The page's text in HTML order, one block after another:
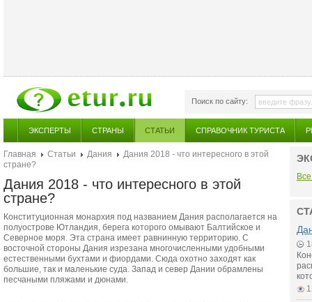
Поиск по сайту:
ЭКСПЕРТЫ СТРАНЫ СТАТЬИ СПРАВОЧНИК ТУРИСТА
Главная Статьи Дания
Дания 2018 - что интересного в этой
стране?
Дания 2018 - что интересного в этой
стране?
Конституционная монархия под названием Дания располагается на
полуострове Ютландия, берега которого омывают Балтийское и
Северное моря. Эта страна имеет равнинную территорию. С
восточной стороны Дания изрезана многочисленными удобными
естественными бухтами и фиордами. Сюда охотно заходят как
большие, так и маленькие суда. Запад и север Дании обрамлены
песчаными пляжами и дюнами.